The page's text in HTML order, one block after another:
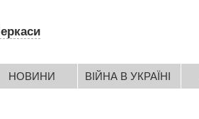
НОВИНИ ВІЙНА В УКРАЇНІ